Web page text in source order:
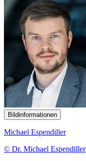
Bildinformationen
Michael Espendiller
© Dr. Michael Espendiller